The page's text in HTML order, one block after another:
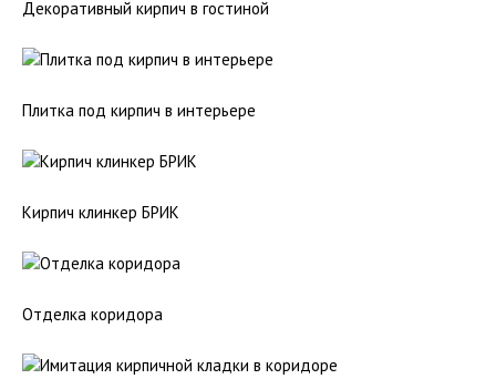
Декоративный кирпич в гостиной
Плитка под кирпич в интерьере
Кирпич клинкер БРИК
Отделка коридора